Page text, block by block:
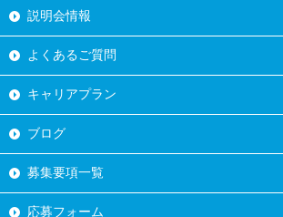
説明会情報
よくあるご質問
キャリアプラン
ブログ
募集要項一覧
応募フォーム